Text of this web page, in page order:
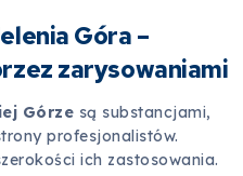
Góra –
zarysowaniami
Górze są substancjami,
profesjonalistów.
ich zastosowania.